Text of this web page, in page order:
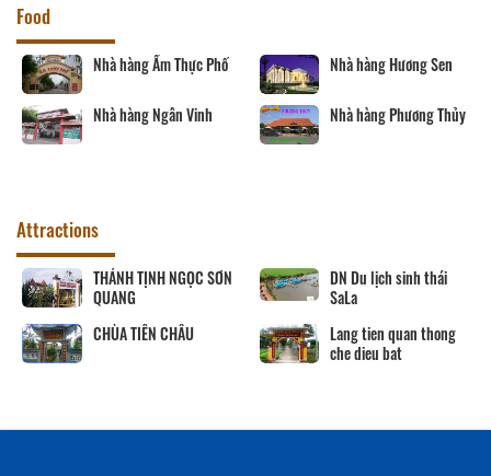
Food
Nhà hàng Ẩm Thực Phố Nhà hàng Hương Sen
Nhà hàng Ngân Vinh Nhà hàng Phương Thủy
Attractions
THÁNH TỊNH NGỌC SƠN
QUANG
DN Du lịch sinh thái
SaLa
CHÙA TIÊN CHÂU
Lang tien quan thong
che dieu bat